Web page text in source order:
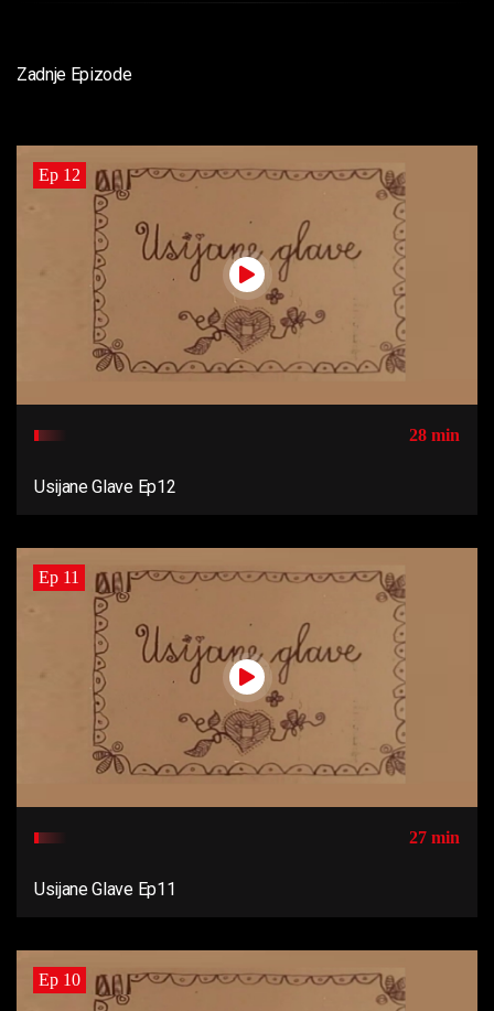
Zadnje Epizode
Ep 12
28 min
Usijane Glave Ep12
Ep 11
27 min
Usijane Glave Ep11
Ep 10